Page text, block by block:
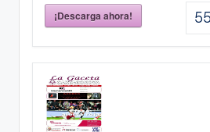
¡Descarga ahora!